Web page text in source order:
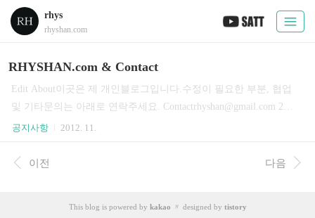
rhys
rhyshan.com
RHYSHAN.com & Contact
Edit About이곳은 제 개인블로그입니다.수정이 필요한 부분, 협업
및 기타문의는 아래로 연락주세요. Contactrhyshan@gmail.com 201
2. 10. 26. FRI FILEBANK: rhyshan.com [Windows 10] 개인적인 윈
팀 시작옵션, HPET, 디스코드, FXXA, FPS [CS 1.6] XJ.eu Kreedz T
성 커브드 퀀텀닷 게이밍 모니터 [acbillar] 제각돌리기(하쿠) 강좌:
공지사항 2012. 11.
이전 다음
This blog is powered by kakao 〃 designed by tistory